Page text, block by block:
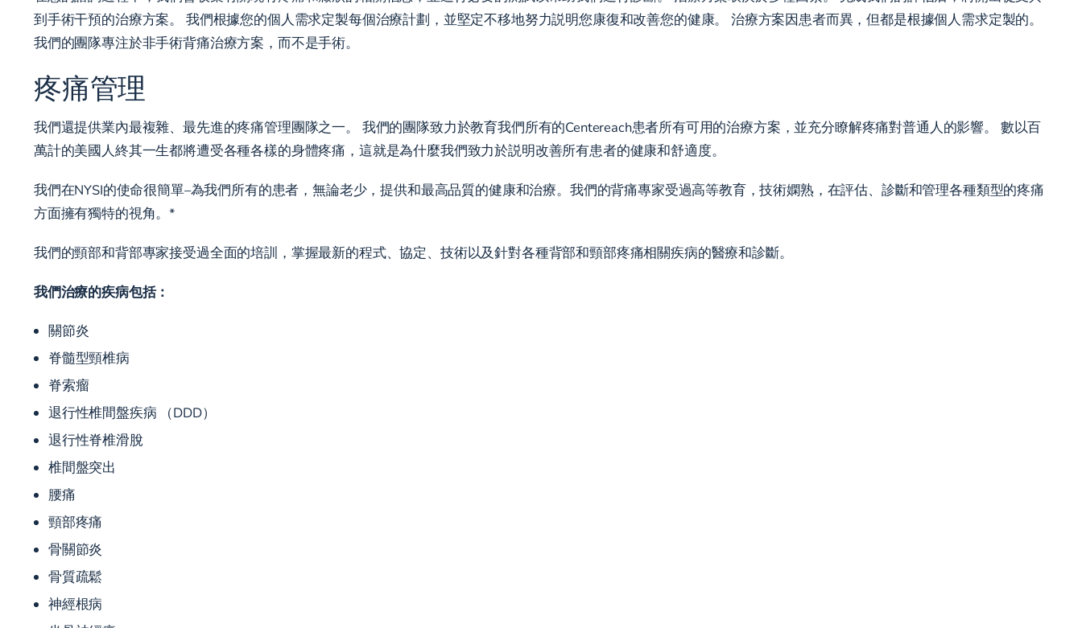
到手術干預的治療方案。 我們根據您的個人需求定製每個治療計劃，並堅定不移地努力説明您康復和改善您的健康。 治療方案因患者而異，但都是根據個人需求定製的。
我們的團隊專注於非手術背痛治療方案，而不是手術。
疼痛管理
我們還提供業內最複雜、最先進的疼痛管理團隊之一。 我們的團隊致力於教育我們所有的Centereach患者所有可用的治療方案，並充分瞭解疼痛對普通人的影響。 數以百
萬計的美國人終其一生都將遭受各種各樣的身體疼痛，這就是為什麼我們致力於説明改善所有患者的健康和舒適度。
我們在NYSI的使命很簡單–為我們所有的患者，無論老少，提供和最高品質的健康和治療。我們的背痛專家受過高等教育，技術嫻熟，在評估、診斷和管理各種類型的疼痛
方面擁有獨特的視角。*
我們的頸部和背部專家接受過全面的培訓，掌握最新的程式、協定、技術以及針對各種背部和頸部疼痛相關疾病的醫療和診斷。
我們治療的疾病包括：
關節炎
脊髓型頸椎病
脊索瘤
退行性椎間盤疾病 （DDD）
退行性脊椎滑脫
椎間盤突出
腰痛
頸部疼痛
骨關節炎
骨質疏鬆
神經根病